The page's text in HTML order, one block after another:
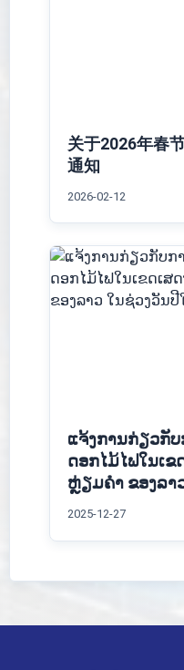
关于2026年春
通知
2026-02-12
ແຈ້ງການກ່ຽວກັ
ດອກໄມ້ໄຟໃນເ
ຫຼ່ຽມຄຳ ຂອງລາ
2025-12-27